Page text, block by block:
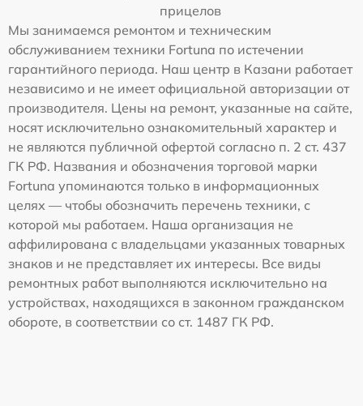
прицелов
Мы занимаемся ремонтом и техническим
обслуживанием техники Fortuna по истечении
гарантийного периода. Наш центр в Казани работает
независимо и не имеет официальной авторизации от
производителя. Цены на ремонт, указанные на сайте,
носят исключительно ознакомительный характер и
не являются публичной офертой согласно п. 2 ст. 437
ГК РФ. Названия и обозначения торговой марки
Fortuna упоминаются только в информационных
целях — чтобы обозначить перечень техники, с
которой мы работаем. Наша организация не
аффилирована с владельцами указанных товарных
знаков и не представляет их интересы. Все виды
ремонтных работ выполняются исключительно на
устройствах, находящихся в законном гражданском
обороте, в соответствии со ст. 1487 ГК РФ.